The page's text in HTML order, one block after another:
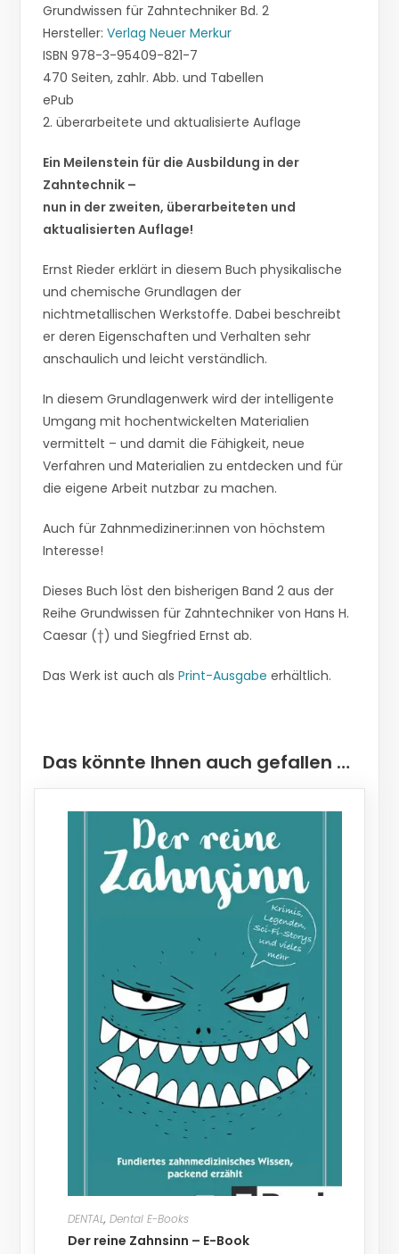
Grundwissen für Zahntechniker Bd. 2
Hersteller:Verlag Neuer Merkur
ISBN 978-3-95409-821-7
470 Seiten, zahlr. Abb. und Tabellen
ePub
2. überarbeitete und aktualisierte Auflage
Ein Meilenstein für die Ausbildung in der
Zahntechnik –
nun in der zweiten, überarbeiteten und
aktualisierten Auflage!
Ernst Rieder erklärt in diesem Buch physikalische
und chemische Grundlagen der
nichtmetallischen Werkstoffe. Dabei beschreibt
er deren Eigenschaften und Verhalten sehr
anschaulich und leicht verständlich.
In diesem Grundlagenwerk wird der intelligente
Umgang mit hochentwickelten Materialien
vermittelt – und damit die Fähigkeit, neue
Verfahren und Materialien zu entdecken und für
die eigene Arbeit nutzbar zu machen.
Auch für Zahnmediziner:innen von höchstem
Interesse!
Dieses Buch löst den bisherigen Band 2 aus der
Reihe Grundwissen für Zahntechniker von Hans H.
Caesar (†) und Siegfried Ernst ab.
Das Werk ist auch alsPrint-Ausgabe erhältlich.
Das könnte Ihnen auch gefallen …
DENTAL, Dental E-Books
Der reine Zahnsinn – E-Book